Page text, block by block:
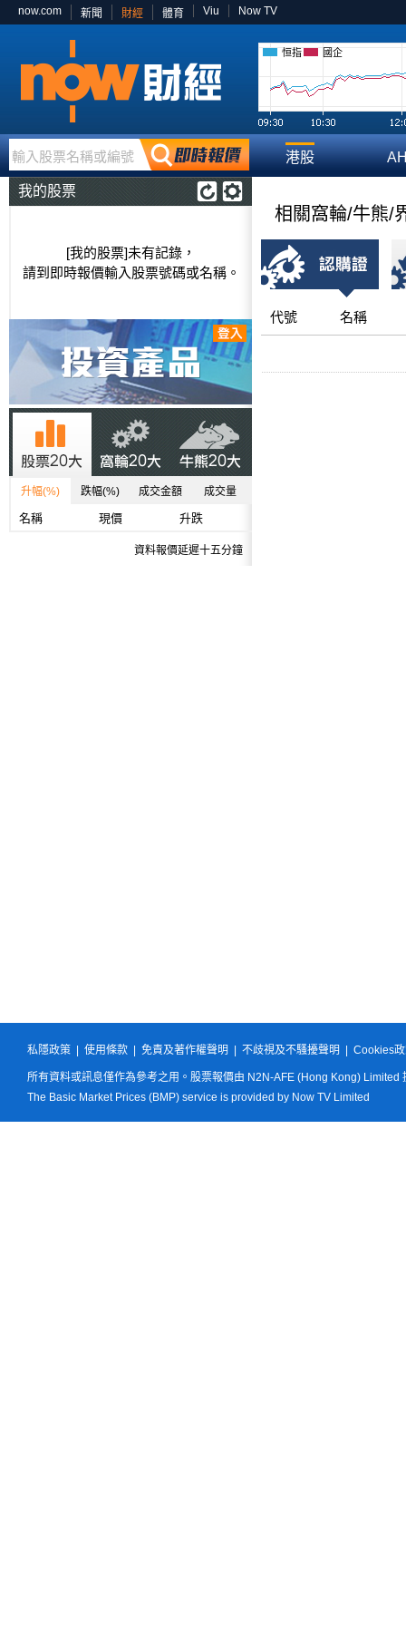
now.com 新聞 財經 體育 Viu Now TV
恒指 國企
輸入股票名稱或編號 港股
我的股票
[我的股票]未有記錄，
請到即時報價輸入股票號碼或名稱。
升幅(%) 跌幅(%) 成交金額 成交量
名稱 現價 升跌
資料報價延遲十五分鐘
相關窩輪/牛熊/
代號 名稱
私隱政策 使用條款 免責及著作權聲明 不歧視及不騷擾聲明 Cookies
所有資料或訊息僅作為參考之用。股票報價由 N2N-AFE (Hong Kong) Limited
The Basic Market Prices (BMP) service is provided by Now TV Limited